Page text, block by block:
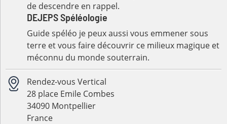
de descendre en rappel.
DEJEPS Spéléologie
Guide spéléo je peux aussi vous emmener sous
terre et vous faire découvrir ce milieux magique et
méconnu du monde souterrain.
Rendez-vous Vertical
28 place Emile Combes
34090 Montpellier
France